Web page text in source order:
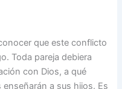
que este conflicto
Toda pareja debiera
con Dios, a qué
a sus hijos. Es